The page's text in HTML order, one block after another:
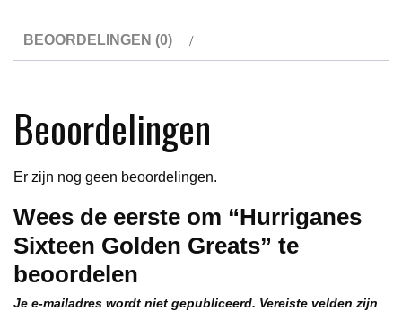
BEOORDELINGEN (0)
Beoordelingen
Er zijn nog geen beoordelingen.
Wees de eerste om “Hurriganes
Sixteen Golden Greats” te
beoordelen
Je e-mailadres wordt niet gepubliceerd. Vereiste velden zijn